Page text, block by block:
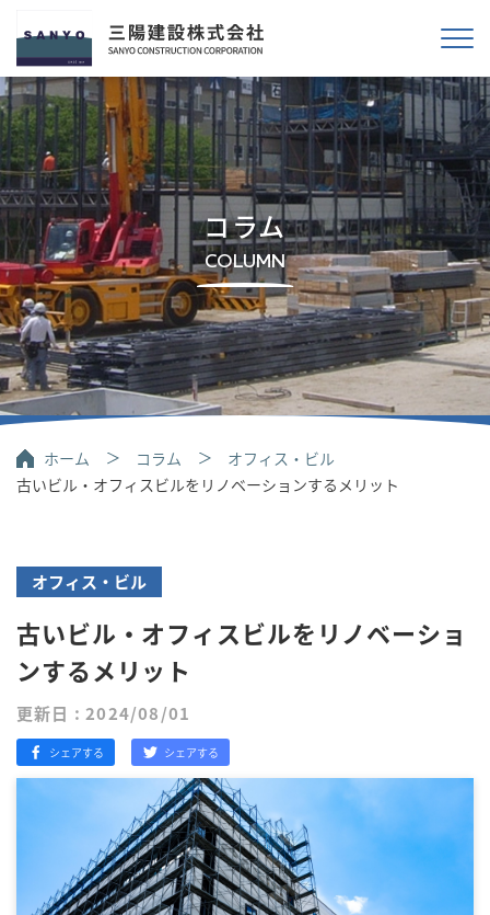
コラム
COLUMN
ホーム コラム
オフィス・ビル
古いビル・オフィスビルをリノベーションするメリット
オフィス・ビル
古いビル・オフィスビルをリノベーショ
ンするメリット
更新日 : 2024/08/01
シェアする シェアする